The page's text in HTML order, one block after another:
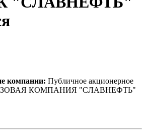
компании: Публичное акционерное
КОМПАНИЯ "СЛАВНЕФТЬ"